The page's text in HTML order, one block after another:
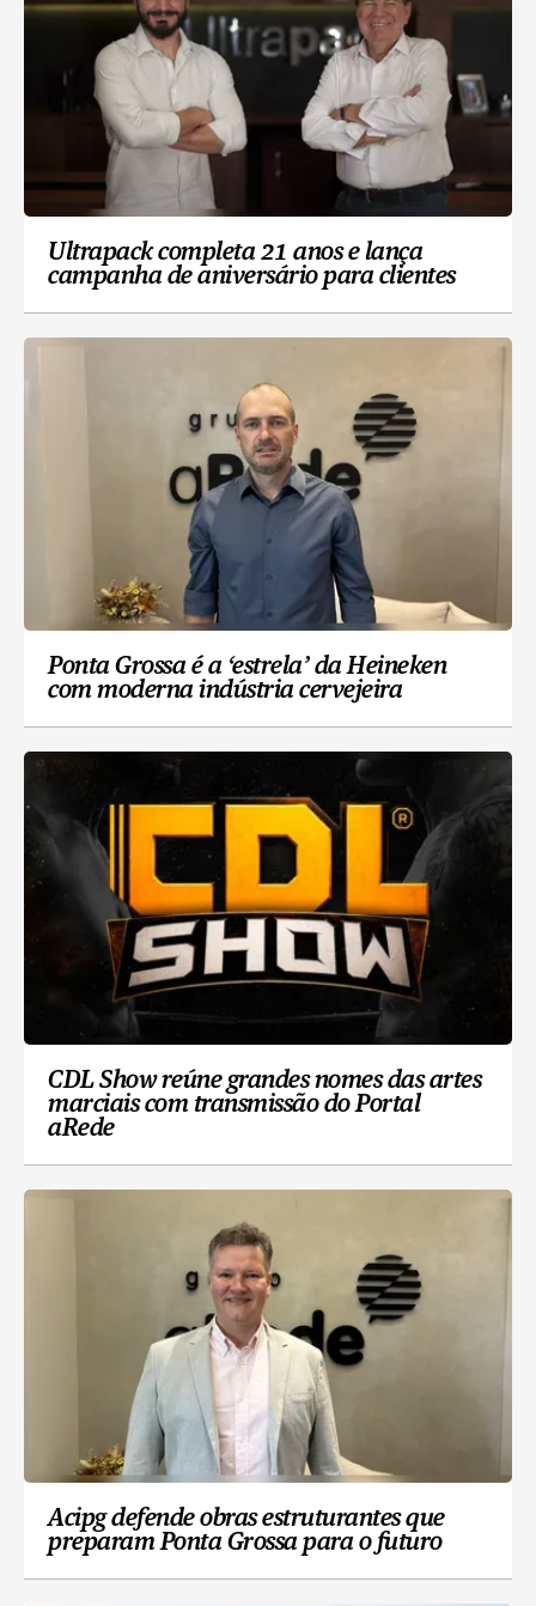
Ultrapack completa 21 anos e lança
campanha de aniversário para clientes
Ponta Grossa é a ‘estrela’ da Heineken
com moderna indústria cervejeira
CDL Show reúne grandes nomes das artes
marciais com transmissão do Portal
aRede
Acipg defende obras estruturantes que
preparam Ponta Grossa para o futuro